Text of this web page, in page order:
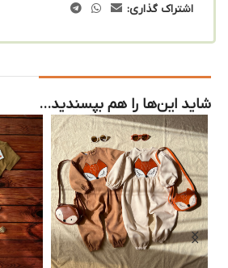
اشتراک گذاری:
شاید این‌ها را هم بپسندید…